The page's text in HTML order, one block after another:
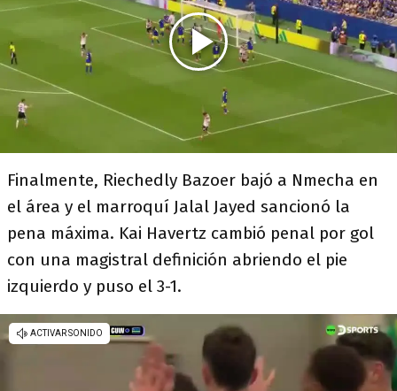
Finalmente, Riechedly Bazoer bajó a Nmecha en
el área y el marroquí Jalal Jayed sancionó la
pena máxima. Kai Havertz cambió penal por gol
con una magistral definición abriendo el pie
izquierdo y puso el 3-1.